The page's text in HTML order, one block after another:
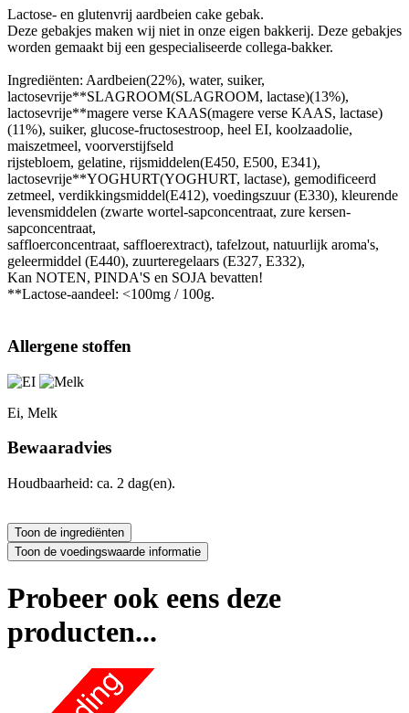
Lactose- en glutenvrij aardbeien cake gebak.
Deze gebakjes maken wij niet in onze eigen bakkerij. Deze gebakjes
worden gemaakt bij een gespecialiseerde collega-bakker.
Ingrediënten: Aardbeien(22%), water, suiker,
lactosevrije**SLAGROOM(SLAGROOM, lactase)(13%),
lactosevrije**magere verse KAAS(magere verse KAAS, lactase)
(11%), suiker, glucose-fructosestroop, heel EI, koolzaadolie,
maiszetmeel, voorverstijfseld
rijstebloem, gelatine, rijsmiddelen(E450, E500, E341),
lactosevrije**YOGHURT(YOGHURT, lactase), gemodificeerd
zetmeel, verdikkingsmiddel(E412), voedingszuur (E330), kleurende
levensmiddelen (zwarte wortel-sapconcentraat, zure kersen-
sapconcentraat,
saffloerconcentraat, saffloerextract), tafelzout, natuurlijk aroma's,
geleermiddel (E440), zuurteregelaars (E327, E332),
Kan NOTEN, PINDA'S en SOJA bevatten!
**Lactose-aandeel: <100mg / 100g.
Allergene stoffen
Ei, Melk
Bewaaradvies
Houdbaarheid: ca. 2 dag(en).
Probeer ook eens deze
producten...